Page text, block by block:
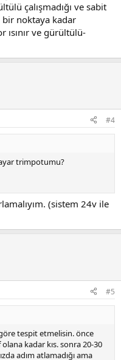
çalışmadığı ve sabit
bir noktaya kadar
ısınır ve gürültülü-
#4
trimpotumu?
(sistem 24v ile
#5
tespit etmelisin. önce
kadar kıs. sonra 20-30
adım atlamadığı ama